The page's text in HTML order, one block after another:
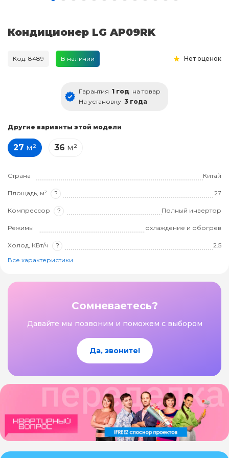
Кондиционер LG AP09RK
Код: 8489 В наличии Нет оценок
Гарантия 1 год на товар
На установку 3 года
Другие варианты этой модели
27 м² 36 м²
Страна Китай
Площадь, м² ? 27
Компрессор ? Полный инвертор
Режимы охлаждение и обогрев
Холод, КВт/ч ?
2.5
Все характеристики
Сомневаетесь?
Давайте мы позвоним и поможем с выбором
Да, звоните!